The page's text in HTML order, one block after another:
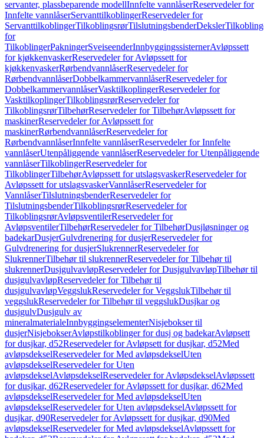
servanter, plassbeparende modellInnfelte vannlåserReservedeler for
Innfelte vannlåserServanttilkoblingerReservedeler for
ServanttilkoblingerTilkoblingsrørTilslutningsbenderDeksler
for
TilkoblingerPakningerSveiseenderInnbyggingssisternerAvløpssett
for kjøkkenvaskerReservedeler for Avløpssett for
kjøkkenvaskerRørbendvannlåserReservedeler for
RørbendvannlåserDobbelkammervannlåserReservedeler for
DobbelkammervannlåserVasktilkoplingerReservedeler for
VasktilkoplingerTilkoblingsrørReservedeler for
TilkoblingsrørTilbehørReservedeler for TilbehørAvløpssett for
maskinerReservedeler for Avløpssett for
maskinerRørbendvannlåserReservedeler for
RørbendvannlåserInnfelte vannlåserReservedeler for Innfelte
vannlåserUtenpåliggende vannlåserReservedeler for Utenpåliggende
vannlåserTilkoblingerReservedeler for
TilkoblingerTilbehørAvløpssett for utslagsvaskerReservedeler for
Avløpssett for utslagsvaskerVannlåserReservedeler for
VannlåserTilslutningsbenderReservedeler for
TilslutningsbenderTilkoblingsrørReservedeler for
TilkoblingsrørAvløpsventilerReservedeler for
AvløpsventilerTilbehørReservedeler for TilbehørDusjløsninger og
badekarDusjerGulvdrenering for dusjerReservedeler for
Gulvdrenering for dusjerSlukrennerReservedeler for
SlukrennerTilbehør til slukrennerReservedeler for Tilbehør til
slukrennerDusjgulvavløpReservedeler for DusjgulvavløpTilbehør til
dusjgulvavløpReservedeler for Tilbehør til
dusjgulvavløpVeggslukReservedeler for VeggslukTilbehør til
veggslukReservedeler for Tilbehør til veggslukDusjkar og
dusjgulvDusjgulv av
mineralmaterialeInnbyggingselementerNisjebokser til
dusjerNisjebokserAvløpstilkoblinger for dusj og badekarAvløpsett
for dusjkar, d52Reservedeler for Avløpsett for dusjkar, d52Med
avløpsdekselReservedeler for Med avløpsdekselUten
avløpsdekselReservedeler for Uten
avløpsdekselAvløpsdekselReservedeler for AvløpsdekselAvløpssett
for dusjkar, d62Reservedeler for Avløpssett for dusjkar, d62Med
avløpsdekselReservedeler for Med avløpsdekselUten
avløpsdekselReservedeler for Uten avløpsdekselAvløpssett for
dusjkar, d90Reservedeler for Avløpssett for dusjkar, d90Med
avløpsdekselReservedeler for Med avløpsdekselAvløpssett for